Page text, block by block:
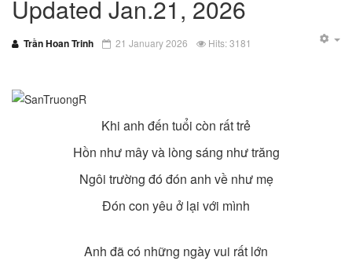
Updated Jan.21, 2026
Trần Hoan Trinh 21 January 2026 Hits: 3181
Khi anh đến tuổi còn rất trẻ
Hồn như mây và lòng sáng như trăng
Ngôi trường đó đón anh về như mẹ
Đón con yêu ở lại với mình
Anh đã có những ngày vui rất lớn